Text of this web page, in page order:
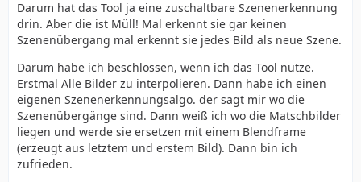
Darum hat das Tool ja eine zuschaltbare Szenenerkennung
drin. Aber die ist Müll! Mal erkennt sie gar keinen
Szenenübergang mal erkennt sie jedes Bild als neue Szene.
Darum habe ich beschlossen, wenn ich das Tool nutze.
Erstmal Alle Bilder zu interpolieren. Dann habe ich einen
eigenen Szenenerkennungsalgo. der sagt mir wo die
Szenenübergänge sind. Dann weiß ich wo die Matschbilder
liegen und werde sie ersetzen mit einem Blendframe
(erzeugt aus letztem und erstem Bild). Dann bin ich
zufrieden.